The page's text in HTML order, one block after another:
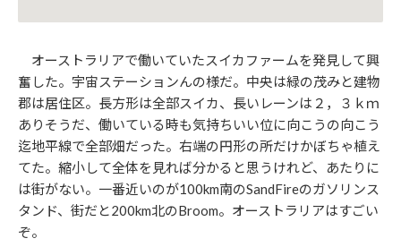
オーストラリアで働いていたスイカファームを発見して興
奮した。宇宙ステーションんの様だ。中央は緑の茂みと建物
郡は居住区。長方形は全部スイカ、長いレーンは２，３ｋｍ
ありそうだ、働いている時も気持ちいい位に向こうの向こう
迄地平線で全部畑だった。右端の円形の所だけかぼちゃ植え
てた。縮小して全体を見れば分かると思うけれど、あたりに
は街がない。一番近いのが100km南のSandFireのガソリンス
タンド、街だと200km北のBroom。オーストラリアはすごい
ぞ。